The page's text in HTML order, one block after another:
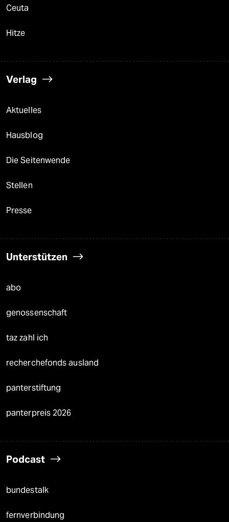
Ceuta
Hitze
Verlag
Aktuelles
Hausblog
Die Seitenwende
Stellen
Presse
Unterstützen
abo
genossenschaft
taz zahl ich
recherchefonds ausland
panterstiftung
panterpreis 2026
Podcast
bundestalk
fernverbindung